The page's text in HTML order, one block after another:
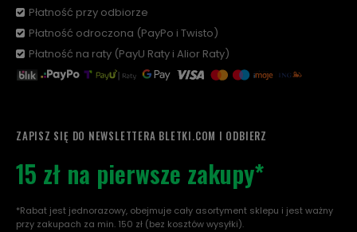
Płatność przy odbiorze
Płatność odroczona (PayPo i Twisto)
Płatność na raty (PayU Raty i Alior Raty)
ZAPISZ SIĘ DO NEWSLETTERA BLETKI.COM I ODBIERZ
15 zł na pierwsze zakupy*
*Rabat jest jednorazowy, obejmuje cały asortyment sklepu i jest ważny
przy zakupach za min. 150 zł (bez kosztów wysyłki).